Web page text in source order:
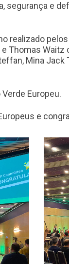
e
realizado
Thomas
Mina Jack
Europeu.
e